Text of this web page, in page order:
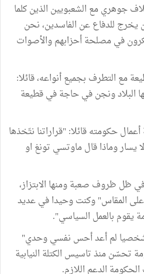
جوهري مع الشعبويين الذين كلما
يخرج للدفاع عن الفاسدين، نحن
في مصلحة أحزابهم والأصوات
مع التطرف بجميع أنواعه، قائلا:
البلاد ونجن في حاجة في قطيعة
حكومته قائلا: "قراراتنا نتّخذها
يسار وماذا قال ماوتسي تونغ او
ظل ظروف صعبة ومنها الابتزاز،
المقاس" وكنت وحيدا في عديد
يقوم بالعمل السياسي".
لم أعد أحس نفسي وحدي"
تحسّن منذ تاسيس الكتلة النيابية
الدعم اللازم.